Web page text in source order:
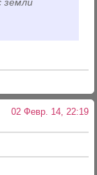
земли
02 Февр. 14, 22:19